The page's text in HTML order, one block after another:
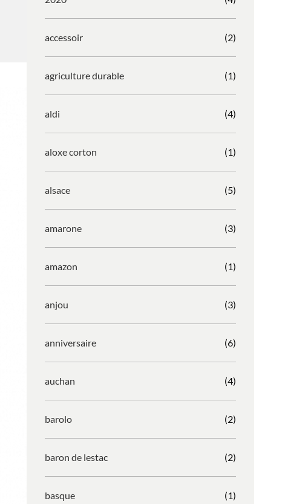
accessoir (2)
agriculture durable (1)
aldi (4)
aloxe corton (1)
alsace (5)
amarone (3)
amazon (1)
anjou (3)
anniversaire (6)
auchan (4)
barolo (2)
baron de lestac (2)
basque (1)